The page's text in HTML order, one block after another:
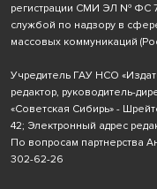
регистрации СМИ ЭЛ № ФС
службой по надзору в
массовых коммуникаций
Учредитель ГАУ НСО
редактор, руководитель-
«Советская Сибирь» -
42; Электронный адрес
По вопросам партнерства
302-62-26